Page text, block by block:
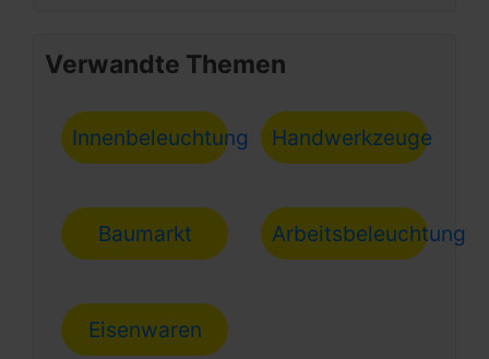
Verwandte Themen
Innenbeleuchtung Handwerkzeuge
Baumarkt Arbeitsbeleuchtung
Eisenwaren